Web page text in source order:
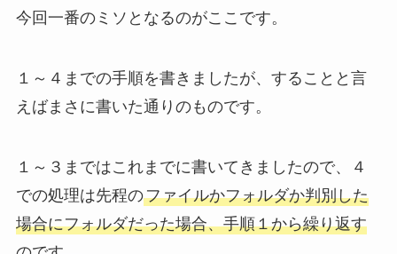
今回一番のミソとなるのがここです。
１～４までの手順を書きましたが、することと言
えばまさに書いた通りのものです。
１～３まではこれまでに書いてきましたので、４
での処理は先程のファイルかフォルダか判別した
場合にフォルダだった場合、手順１から繰り返す